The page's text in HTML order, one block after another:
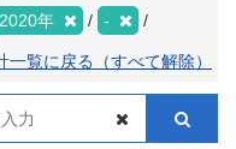
2020年 -
一覧に戻る（すべて解除）